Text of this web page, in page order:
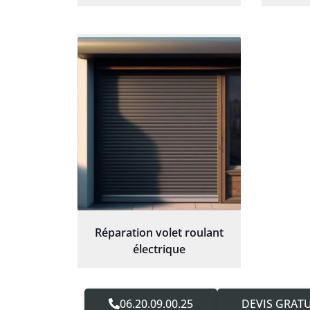
Réparation volet roulant
électrique
06.20.09.00.25 DEVIS